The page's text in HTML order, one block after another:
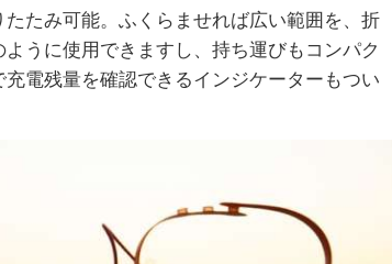
たみ可能。ふくらませれば広い範囲を、折
うに使用できますし、持ち運びもコンパク
電残量を確認できるインジケーターもつい